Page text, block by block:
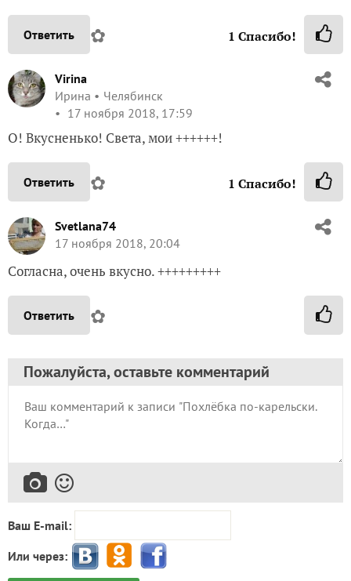
Ответить ✿ 1 Спасибо!
Virina
Ирина
Челябинск
17 ноября 2018, 17:59
О! Вкусненько! Света, мои ++++++!
Ответить ✿ 1 Спасибо!
Svetlana74
17 ноября 2018, 20:04
Согласна, очень вкусно. +++++++++
Ответить ✿
Пожалуйста, оставьте комментарий
Ваш E-mail:
Или через: